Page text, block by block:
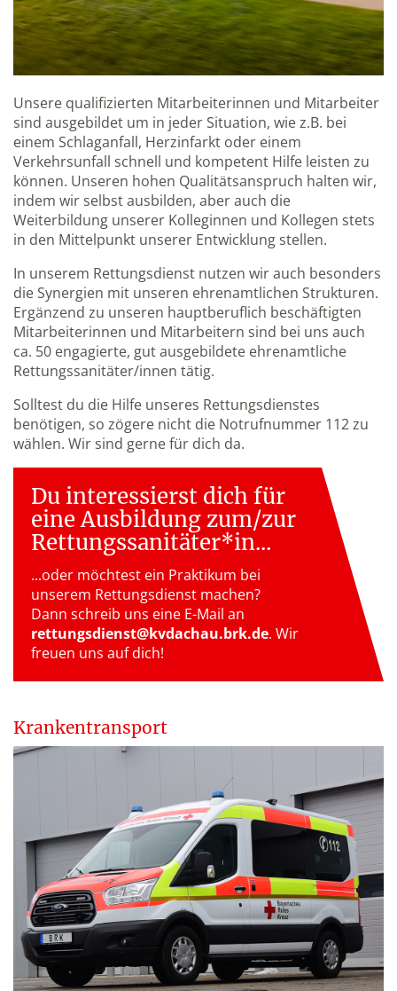
Unsere qualifizierten Mitarbeiterinnen und Mitarbeiter
sind ausgebildet um in jeder Situation, wie z.B. bei
einem Schlaganfall, Herzinfarkt oder einem
Verkehrsunfall schnell und kompetent Hilfe leisten zu
können. Unseren hohen Qualitätsanspruch halten wir,
indem wir selbst ausbilden, aber auch die
Weiterbildung unserer Kolleginnen und Kollegen stets
in den Mittelpunkt unserer Entwicklung stellen.
In unserem Rettungsdienst nutzen wir auch besonders
die Synergien mit unseren ehrenamtlichen Strukturen.
Ergänzend zu unseren hauptberuflich beschäftigten
Mitarbeiterinnen und Mitarbeitern sind bei uns auch
ca. 50 engagierte, gut ausgebildete ehrenamtliche
Rettungssanitäter/innen tätig.
Solltest du die Hilfe unseres Rettungsdienstes
benötigen, so zögere nicht die Notrufnummer 112 zu
wählen. Wir sind gerne für dich da.
Du interessierst dich für
eine Ausbildung zum/zur
Rettungs­sanitäter*in...
...oder möchtest ein Praktikum bei
unserem Rettungsdienst machen?
Dann schreib uns eine E-Mail an
rettungsdienst@kvdachau.brk.de. Wir
freuen uns auf dich!
Krankentransport